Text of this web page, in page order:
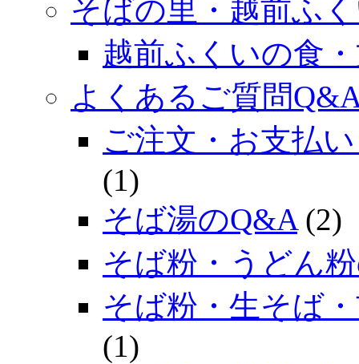
そばの里・越前ふ
越前ふくいの食
よくあるご質問
ご注文・お支払
(1)
そば湯のQ&A (2)
そば粉・うどん
そば粉・生そば
(1)